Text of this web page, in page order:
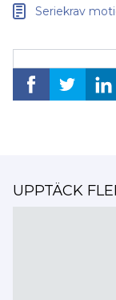
Seriekrav
UPPTÄCK